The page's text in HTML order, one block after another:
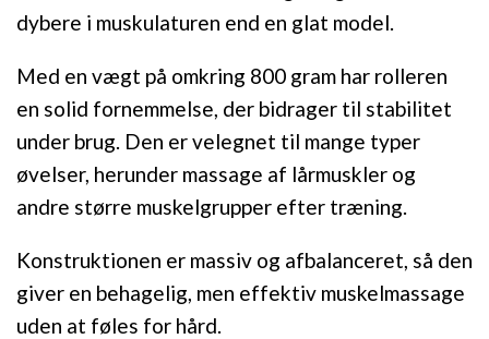
dybere i muskulaturen end en glat model.
Med en vægt på omkring 800 gram har rolleren
en solid fornemmelse, der bidrager til stabilitet
under brug. Den er velegnet til mange typer
øvelser, herunder massage af lårmuskler og
andre større muskelgrupper efter træning.
Konstruktionen er massiv og afbalanceret, så den
giver en behagelig, men effektiv muskelmassage
uden at føles for hård.